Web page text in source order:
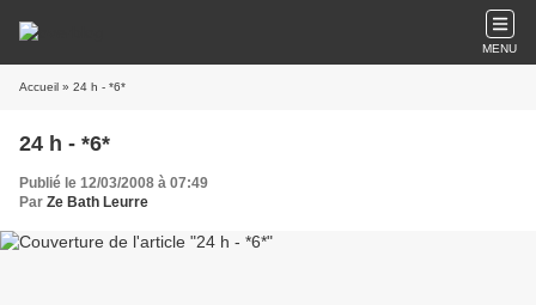
MENU
Accueil » 24 h - *6*
24 h - *6*
Publié le 12/03/2008 à 07:49
Par Ze Bath Leurre